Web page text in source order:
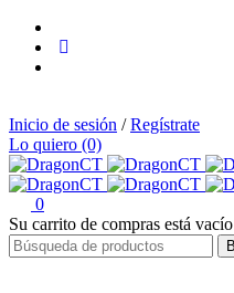
Inicio de sesión /Regístrate
Lo quiero (0)
0
Su carrito de compras está vacío